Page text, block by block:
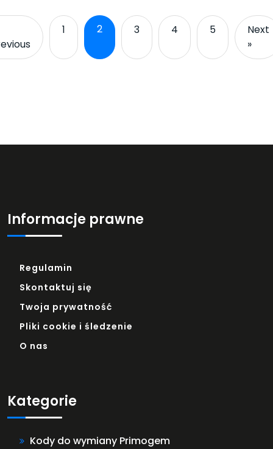
1 2 3 4 5
Next
»
Informacje prawne
Regulamin
Skontaktuj się
Twoja prywatność
Pliki cookie i śledzenie
O nas
Kategorie
Kody do wymiany Primogem